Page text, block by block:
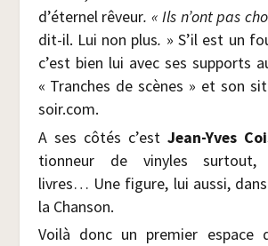
d’éternel rêveur.« Ils n’ont pas
dit-il. Lui non plus. » S’il est un
c’est bien lui avec ses sup­ports
« Tranches de scènes » et son
soir​.com.
A ses côtés c’estJean-Yves
tion­neur de vinyles
livres… Une figure, lui aus­si,
la Chanson.
Voi­là donc un pre­mier espace